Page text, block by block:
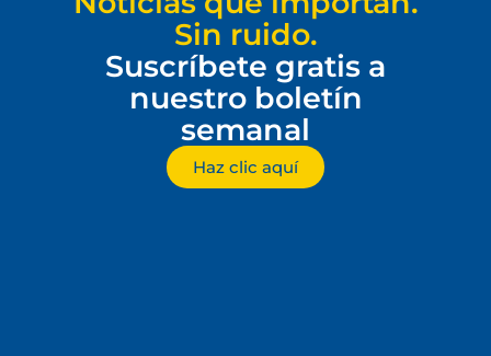
Sin ruido.
Suscríbete gratis a
nuestro boletín
semanal
Haz clic aquí